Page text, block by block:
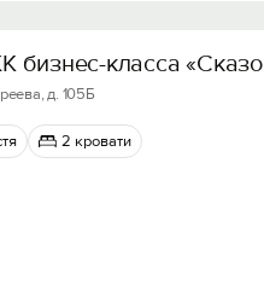
бизнес-класса
д. 105Б
2 кровати